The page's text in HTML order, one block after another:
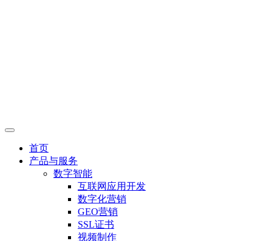
首页
产品与服务
数字智能
互联网应用开发
数字化营销
GEO营销
SSL证书
视频制作